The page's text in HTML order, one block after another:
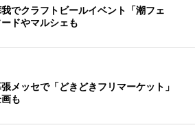
でクラフトビールイベント「潮フェ
ドやマルシェも
メッセで「どきどきフリマーケット」
も